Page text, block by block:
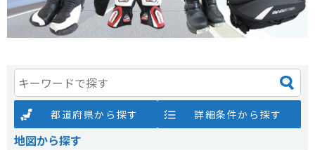
都道府県から探す 詳細条件から探す
地図から探す